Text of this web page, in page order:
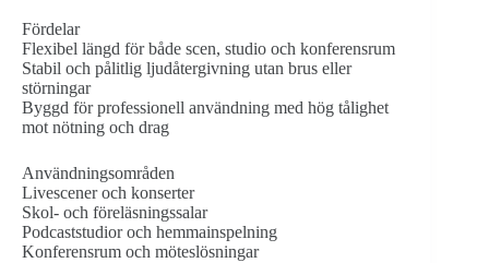
Fördelar
Flexibel längd för både scen, studio och konferensrum
Stabil och pålitlig ljudåtergivning utan brus eller
störningar
Byggd för professionell användning med hög tålighet
mot nötning och drag
Användningsområden
Livescener och konserter
Skol- och föreläsningssalar
Podcaststudior och hemmainspelning
Konferensrum och möteslösningar